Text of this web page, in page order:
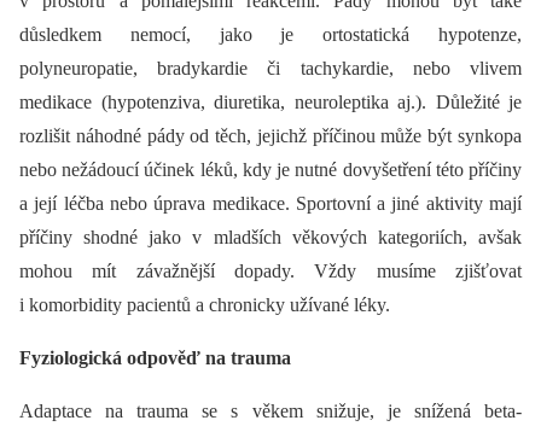
důsledkem nemocí, jako je ortostatická hypotenze,
polyneuropatie, bradykardie či tachykardie, nebo vlivem
medikace (hypotenziva, diuretika, neuroleptika aj.). Důležité je
rozlišit náhodné pády od těch, jejichž příčinou může být synkopa
nebo nežádoucí účinek léků, kdy je nutné dovyšetření této příčiny
a její léčba nebo úprava medikace. Sportovní a jiné aktivity mají
příčiny shodné jako v mladších věkových kategoriích, avšak
mohou mít závažnější dopady. Vždy musíme zjišťovat
i komorbidity pacientů a chronicky užívané léky.
Fyziologická odpověď na trauma
Adaptace na trauma se s věkem snižuje, je snížená beta-